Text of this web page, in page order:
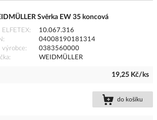
Svěrka EW 35 koncová
ELFETEX
10.067.316
04008190181314
výrobce
0383560000
WEIDMÜLLER
19,25 Kč/ks
do košíku